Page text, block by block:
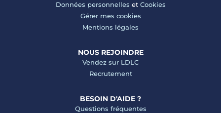
Données personnelles et Cookies
Gérer mes cookies
Mentions légales
NOUS REJOINDRE
Vendez sur LDLC
Recrutement
BESOIN D'AIDE ?
Questions fréquentes